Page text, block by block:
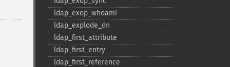
ldap_​exop_​whoami
ldap_​explode_​dn
ldap_​first_​attribute
ldap_​first_​entry
ldap_​first_​reference